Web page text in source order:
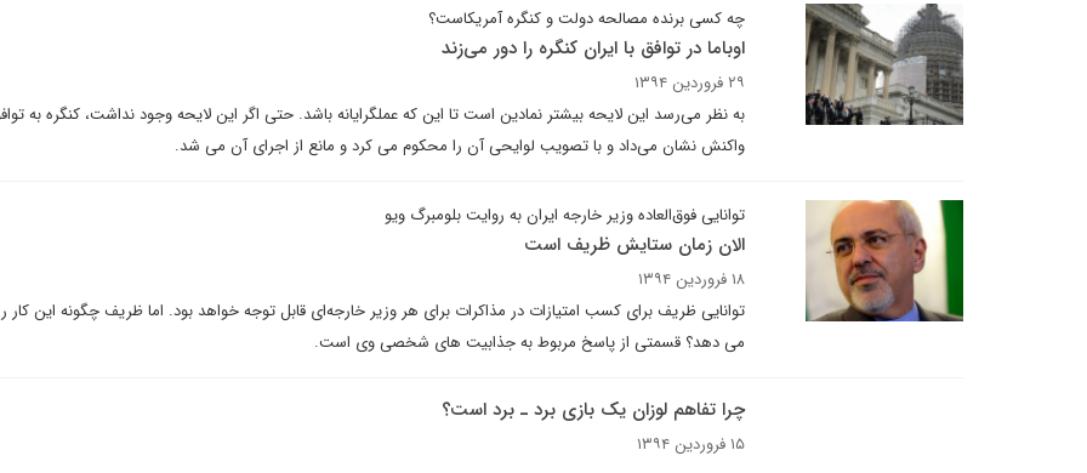
چه کسی برنده مصالحه دولت و کنگره آمریکاست؟
اوباما در توافق با ایران کنگره را دور می‌زند
۲۹ فروردین ۱۳۹۴
به نظر می‌رسد این لایحه بیشتر نمادین است تا این که عملگرایانه باشد. حتی اگر این لایحه وجود نداشت، کنگره به
واکنش نشان می‌داد و با تصویب لوایحی آن را محکوم می کرد و مانع از اجرای آن می شد.
توانایی فوق‌العاده وزیر خارجه ایران به روایت بلومبرگ ویو
الان زمان ستایش ظریف است
۱۸ فروردین ۱۳۹۴
توانایی ظریف برای کسب امتیازات در مذاکرات برای هر وزیر خارجه‌ای قابل توجه خواهد بود. اما ظریف چگونه این کار
می دهد؟ قسمتی از پاسخ مربوط به جذابیت های شخصی وی است.
چرا تفاهم لوزان یک بازی برد ـ برد است؟
۱۵ فروردین ۱۳۹۴